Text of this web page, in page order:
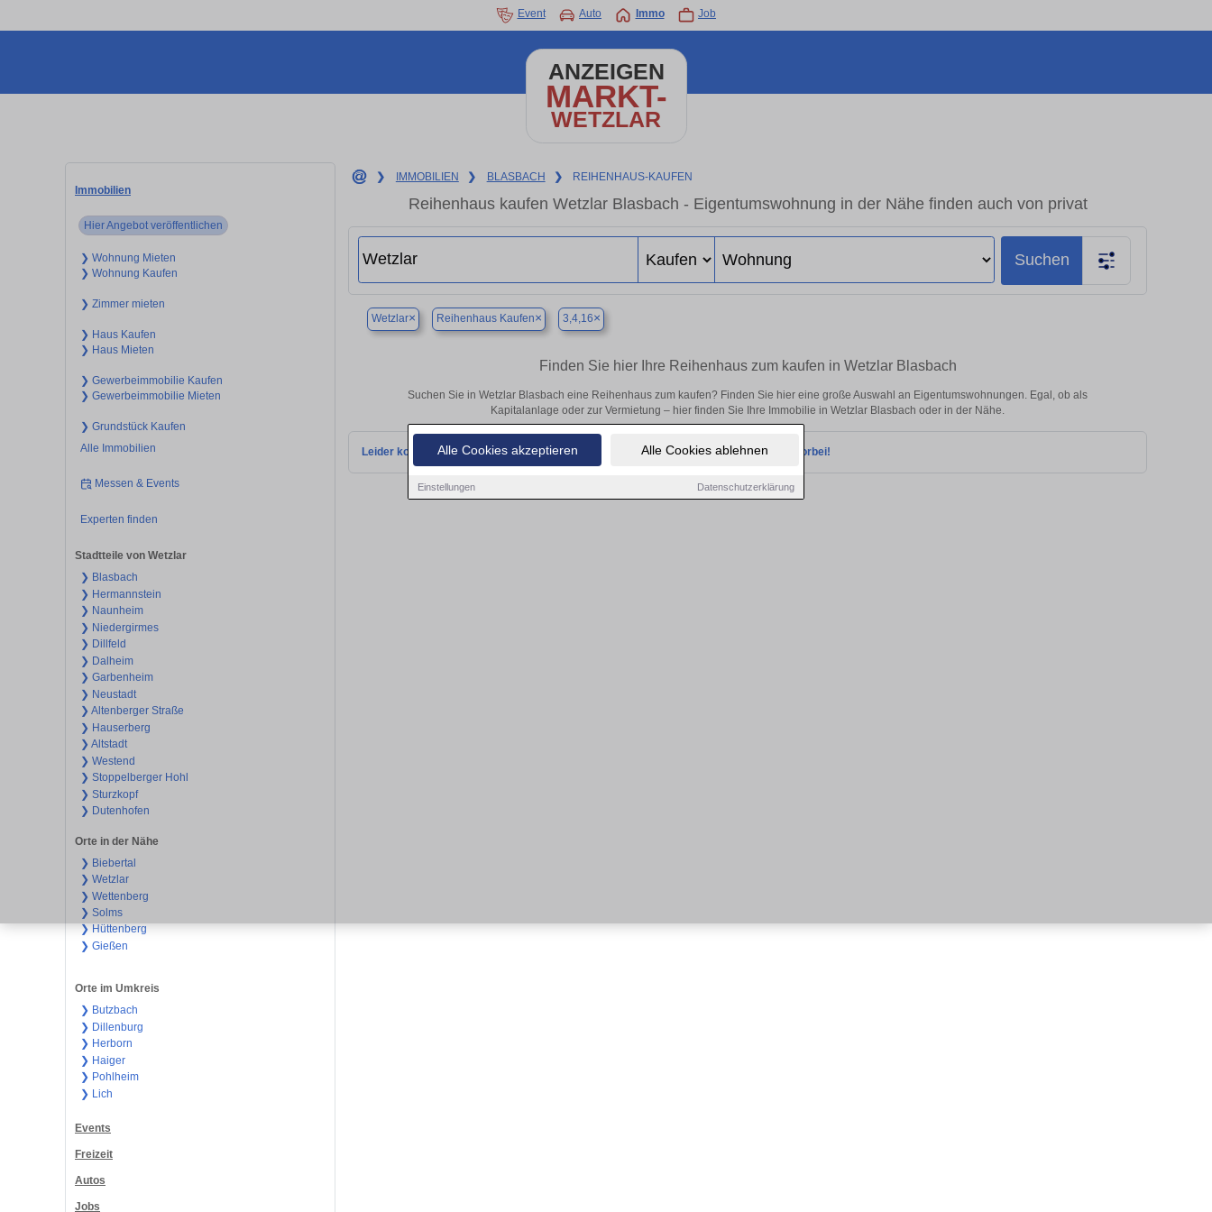
Alle Cookies akzeptieren Alle Cookies ablehnen
Einstellungen Datenschutzerklärung
Event Auto Immo Job
ANZEIGEN
MARKT-
WETZLAR
Immobilien
Hier Angebot veröffentlichen
❯ Wohnung Mieten
❯ Wohnung Kaufen
❯ Zimmer mieten
❯ Haus Kaufen
❯ Haus Mieten
❯ Gewerbeimmobilie Kaufen
❯ Gewerbeimmobilie Mieten
❯ Grundstück Kaufen
Alle Immobilien
Messen & Events
Experten finden
Stadtteile von Wetzlar
❯ Blasbach
❯ Hermannstein
❯ Naunheim
❯ Niedergirmes
❯ Dillfeld
❯ Dalheim
❯ Garbenheim
❯ Neustadt
❯ Altenberger Straße
❯ Hauserberg
❯ Altstadt
❯ Westend
❯ Stoppelberger Hohl
❯ Sturzkopf
❯ Dutenhofen
Orte in der Nähe
❯ Biebertal
❯ Wetzlar
❯ Wettenberg
❯ Solms
❯ Hüttenberg
❯ Gießen
Orte im Umkreis
❯ Butzbach
❯ Dillenburg
❯ Herborn
❯ Haiger
❯ Pohlheim
❯ Lich
Events
Freizeit
Autos
Jobs
❯ IMMOBILIEN ❯ BLASBACH ❯ REIHENHAUS-KAUFEN
Reihenhaus kaufen Wetzlar Blasbach - Eigentumswohnung in der Nähe finden auch von privat
Suchen
Wetzlar× Reihenhaus Kaufen× 3,4,16×
Finden Sie hier Ihre Reihenhaus zum kaufen in Wetzlar Blasbach
Suchen Sie in Wetzlar Blasbach eine Reihenhaus zum kaufen? Finden Sie hier eine große Auswahl an Eigentumswohnungen. Egal, ob als
Kapitalanlage oder zur Vermietung – hier finden Sie Ihre Immobilie in Wetzlar Blasbach oder in der Nähe.
Leider konnten wir derzeit keine passenden Objekte finden. Schauen Sie bald wieder vorbei!